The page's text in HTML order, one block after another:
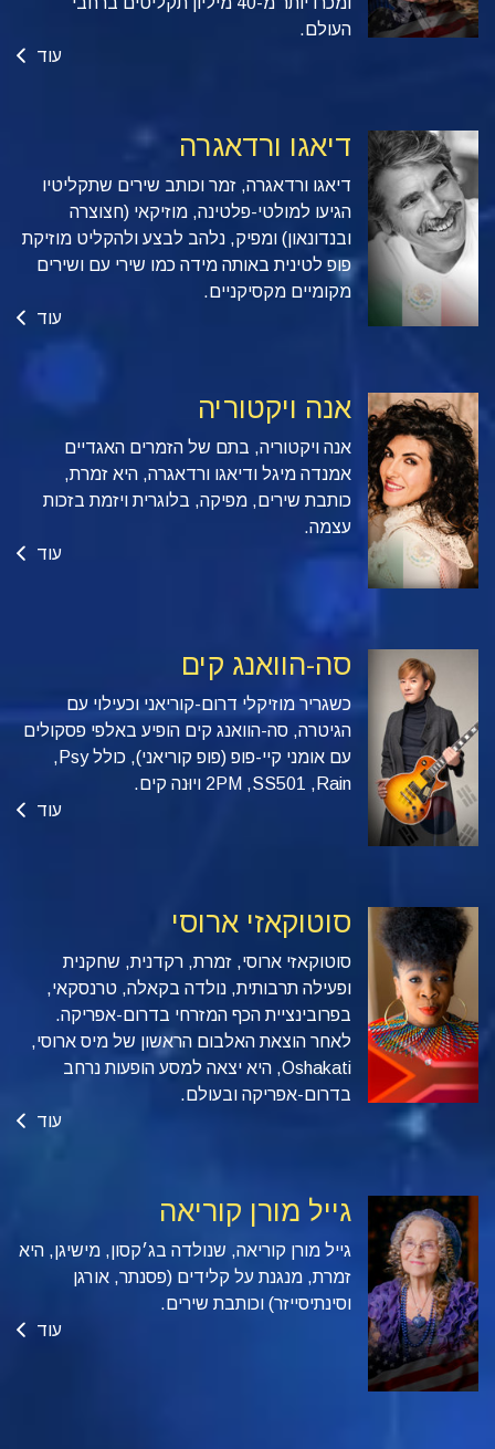
העולם.
עוד
דיאגו ורדאגרה
דיאגו ורדאגרה, זמר וכותב שירים שתקליטיו
הגיעו למולטי-פלטינה, מוזיקאי (חצוצרה
ובנדונאון) ומפיק, נלהב לבצע ולהקליט מוזיקת
פופ לטינית באותה מידה כמו שירי עם ושירים
מקומיים מקסיקניים.
עוד
אנה ויקטוריה
אנה ויקטוריה, בתם של הזמרים האגדיים
אמנדה מיגל ודיאגו ורדאגרה, היא זמרת,
כותבת שירים, מפיקה, בלוגרית ויזמת בזכות
עצמה.
עוד
סה-הוואנג קים
כשגריר מוזיקלי דרום-קוריאני וכעילוי עם
הגיטרה, סה-הוואנג קים הופיע באלפי פסקולים
עם אומני קיי-פופ (פופ קוריאני), כולל Psy,‏
Rain,‏ SS501,‏ 2PM ויוּנה קים.
עוד
סוטוקאזי ארוסי
סוטוקאזי ארוסי, זמרת, רקדנית, שחקנית
ופעילה תרבותית, נולדה בקאלה, טרנסקאי,
בפרובינציית הכף המזרחי בדרום-אפריקה.
לאחר הוצאת האלבום הראשון של מיס ארוסי,
Oshakati, היא יצאה למסע הופעות נרחב
בדרום-אפריקה ובעולם.
עוד
גייל מורן קוריאה
גייל מורן קוריאה, שנולדה בג׳קסון, מישיגן, היא
זמרת, מנגנת על קלידים (פסנתר, אורגן
וסינתיסייזר) וכותבת שירים.
עוד